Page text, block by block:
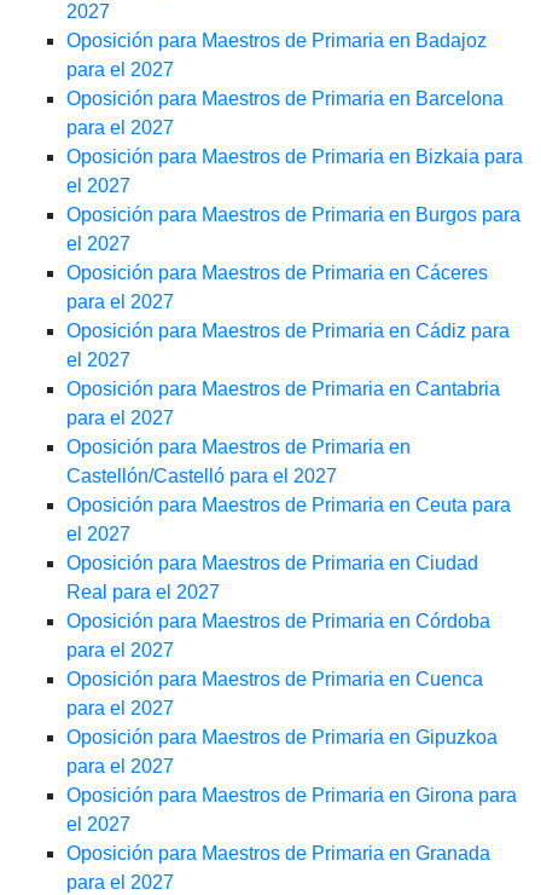
2027
Oposición para Maestros de Primaria en Badajoz
para el 2027
Oposición para Maestros de Primaria en Barcelona
para el 2027
Oposición para Maestros de Primaria en Bizkaia para
el 2027
Oposición para Maestros de Primaria en Burgos para
el 2027
Oposición para Maestros de Primaria en Cáceres
para el 2027
Oposición para Maestros de Primaria en Cádiz para
el 2027
Oposición para Maestros de Primaria en Cantabria
para el 2027
Oposición para Maestros de Primaria en
Castellón/Castelló para el 2027
Oposición para Maestros de Primaria en Ceuta para
el 2027
Oposición para Maestros de Primaria en Ciudad
Real para el 2027
Oposición para Maestros de Primaria en Córdoba
para el 2027
Oposición para Maestros de Primaria en Cuenca
para el 2027
Oposición para Maestros de Primaria en Gipuzkoa
para el 2027
Oposición para Maestros de Primaria en Girona para
el 2027
Oposición para Maestros de Primaria en Granada
para el 2027